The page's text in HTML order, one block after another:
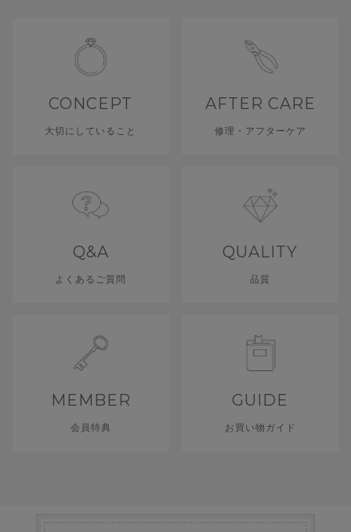
CONCEPT
大切にしていること
AFTER CARE
修理・アフターケア
Q&A
よくあるご質問
QUALITY
品質
MEMBER
会員特典
GUIDE
お買い物ガイド